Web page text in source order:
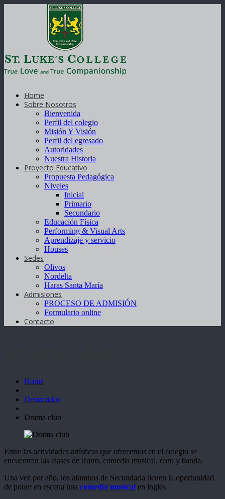
Home
Sobre Nosotros
Bienvenida
Perfil del colegio
Misión Y Visión
Perfil del egresado
Autoridades
Nuestra Historia
Proyecto Educativo
Propuesta Pedagógica
Niveles
Inicial
Primario
Secundario
Educación Física
Performing & Visual Arts
Aprendizaje y servicio
Houses
Sedes
Olivos
Nordelta
Haras Santa María
Admisiones
PROCESO DE ADMISIÓN
Formulario online
Contacto
Home
Destacados
Drama club
Entre las actividades artísticas que ofrecemos en el colegio se
encuentran las clases de teatro, comedia musical, coro y banda.
Una vez por año, los alumnos de Secundaria tienen la oportunidad
de poner en escena una comedia musical en inglés.